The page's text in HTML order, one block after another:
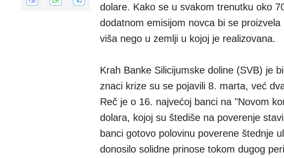
dolare. Kako se u svakom trenutku oko
dodatnom emisijom novca bi se
viša nego u zemlji u kojoj je realizovana.
Krah Banke Silicijumske doline (SVB) je
znaci krize su se pojavili 8. marta, već
Reč je o 16. najvećoj banci na "Novom
dolara, kojoj su štediše na poverenje
banci gotovo polovinu poverene štednje
donosilo solidne prinose tokom dugog